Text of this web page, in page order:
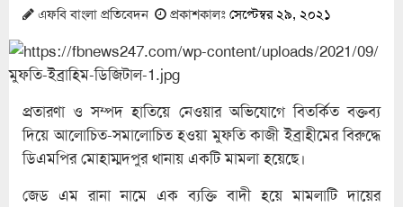
এফবি বাংলা প্রতিবেদন প্রকাশকালঃ সেপ্টেম্বর ২৯, ২০২১
প্রতারণা ও সম্পদ হাতিয়ে নেওয়ার অভিযোগে বিতর্কিত বক্তব্য
দিয়ে আলোচিত-সমালোচিত হওয়া মুফতি কাজী ইব্রাহীমের বিরুদ্ধে
ডিএমপির মোহাম্মদপুর থানায় একটি মামলা হয়েছে।
জেড এম রানা নামে এক ব্যক্তি বাদী হয়ে মামলাটি দায়ের